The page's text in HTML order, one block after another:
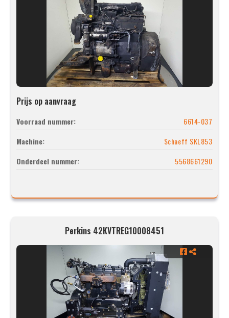
Prijs op aanvraag
Voorraad nummer:
6614-037
Machine:
Schaeff SKL853
Onderdeel nummer:
5568661290
Perkins 42KVTREG10008451